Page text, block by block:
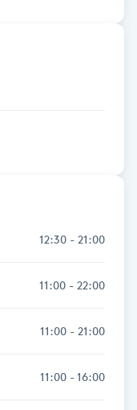
12:30 - 21:00
11:00 - 22:00
11:00 - 21:00
11:00 - 16:00